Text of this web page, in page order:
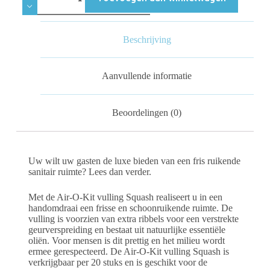
Beschrijving
Aanvullende informatie
Beoordelingen (0)
Uw wilt uw gasten de luxe bieden van een fris ruikende
sanitair ruimte? Lees dan verder.
Met de Air-O-Kit vulling Squash realiseert u in een
handomdraai een frisse en schoonruikende ruimte. De
vulling is voorzien van extra ribbels voor een verstrekte
geurverspreiding en bestaat uit natuurlijke essentiële
oliën. Voor mensen is dit prettig en het milieu wordt
ermee gerespecteerd. De Air-O-Kit vulling Squash is
verkrijgbaar per 20 stuks en is geschikt voor de